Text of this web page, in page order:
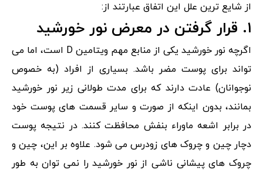
از شایع ترین علل این اتفاق عبارتند از:
۱. قرار گرفتن در معرض نور خورشید
اگرچه نور خورشید یکی از منابع مهم ویتامین D است، اما می
تواند برای پوست مضر باشد. بسیاری از افراد (به خصوص
نوجوانان) عادت دارند که برای مدت طولانی زیر نور خورشید
بمانند، بدون اینکه از صورت و سایر قسمت های پوست خود
در برابر اشعه ماوراء بنفش محافظت کنند. در نتیجه پوست
دچار چین و چروک های زودرس می شود. علاوه بر این، چین و
چروک های پیشانی ناشی از نور خورشید را نمی توان به طور